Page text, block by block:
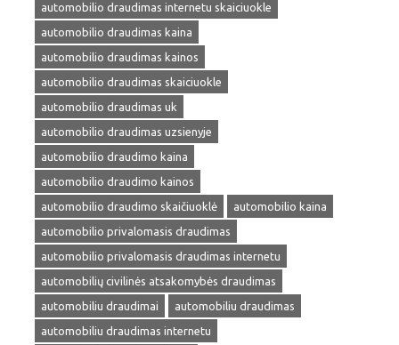
automobilio draudimas internetu skaiciuokle
automobilio draudimas kaina
automobilio draudimas kainos
automobilio draudimas skaiciuokle
automobilio draudimas uk
automobilio draudimas uzsienyje
automobilio draudimo kaina
automobilio draudimo kainos
automobilio draudimo skaičiuoklė
automobilio kaina
automobilio privalomasis draudimas
automobilio privalomasis draudimas internetu
automobilių civilinės atsakomybės draudimas
automobiliu draudimai
automobiliu draudimas
automobiliu draudimas internetu